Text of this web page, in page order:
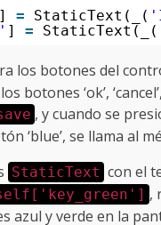
] = StaticText(_(
] = StaticText(_(
los botones del
botones ‘ok’,
, y cuando se
‘blue’, se llama al
StaticText con el
,
azul y verde en la